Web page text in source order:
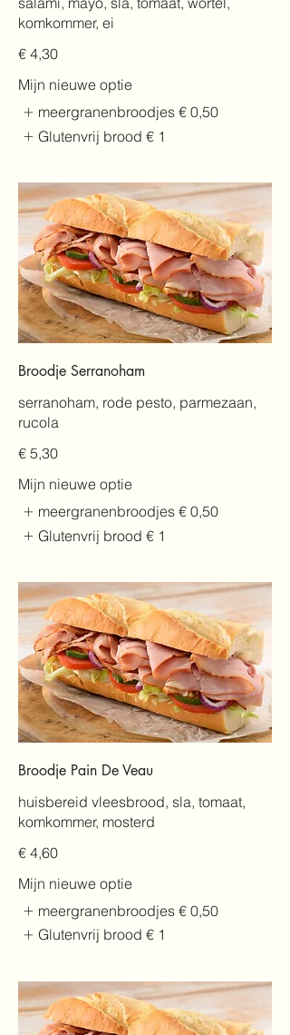
komkommer, ei
€ 4,30
Mijn nieuwe optie
meergranenbroodjes € 0,50
Glutenvrij brood € 1
Broodje Serranoham
serranoham, rode pesto, parmezaan,
rucola
€ 5,30
Mijn nieuwe optie
meergranenbroodjes € 0,50
Glutenvrij brood € 1
Broodje Pain De Veau
huisbereid vleesbrood, sla, tomaat,
komkommer, mosterd
€ 4,60
Mijn nieuwe optie
meergranenbroodjes € 0,50
Glutenvrij brood € 1